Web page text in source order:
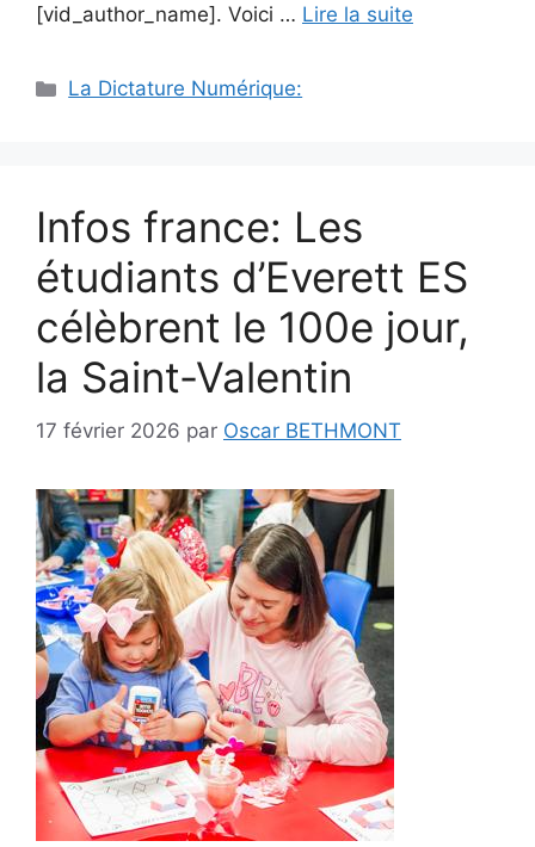
[vid_author_name]. Voici … Lire la suite
Catégories
La Dictature Numérique:
Infos france: Les
étudiants d’Everett ES
célèbrent le 100e jour,
la Saint-Valentin
17 février 2026 par Oscar BETHMONT